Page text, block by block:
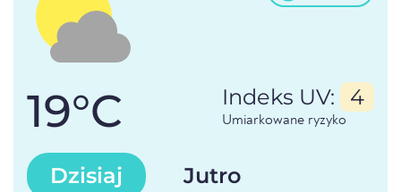
19°C Indeks UV: 4
Umiarkowane ryzyko
Dzisiaj Jutro